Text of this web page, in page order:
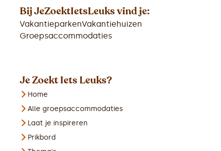
Bij JeZoektIetsLeuks vind je:
VakantieparkenVakantiehuizen
Groepsaccommodaties
Je Zoekt Iets Leuks?
Home
Alle groepsaccommodaties
Laat je inspireren
Prikbord